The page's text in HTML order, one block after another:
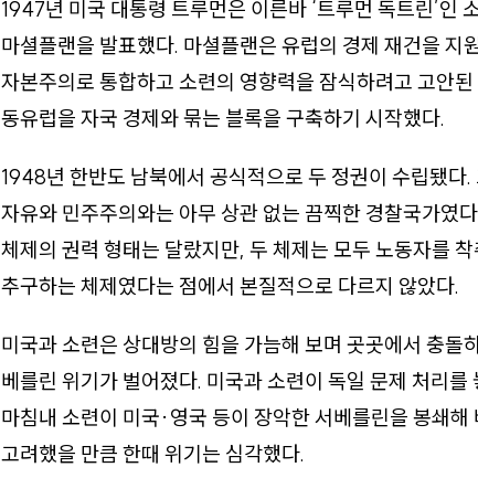
1947년 미국 대통령 트루먼은 이른바 ‘트루먼 독트린’인
마셜플랜을 발표했다. 마셜플랜은 유럽의 경제 재건을 지
자본주의로 통합하고 소련의 영향력을 잠식하려고 고안
동유럽을 자국 경제와 묶는 블록을 구축하기 시작했다.
1948년 한반도 남북에서 공식적으로 두 정권이 수립됐다
자유와 민주주의와는 아무 상관 없는 끔찍한 경찰국가였
체제의 권력 형태는 달랐지만, 두 체제는 모두 노동자를
추구하는 체제였다는 점에서 본질적으로 다르지 않았다.
미국과 소련은 상대방의 힘을 가늠해 보며 곳곳에서 충
베를린 위기가 벌어졌다. 미국과 소련이 독일 문제 처리를
마침내 소련이 미국·영국 등이 장악한 서베를린을 봉쇄
고려했을 만큼 한때 위기는 심각했다.